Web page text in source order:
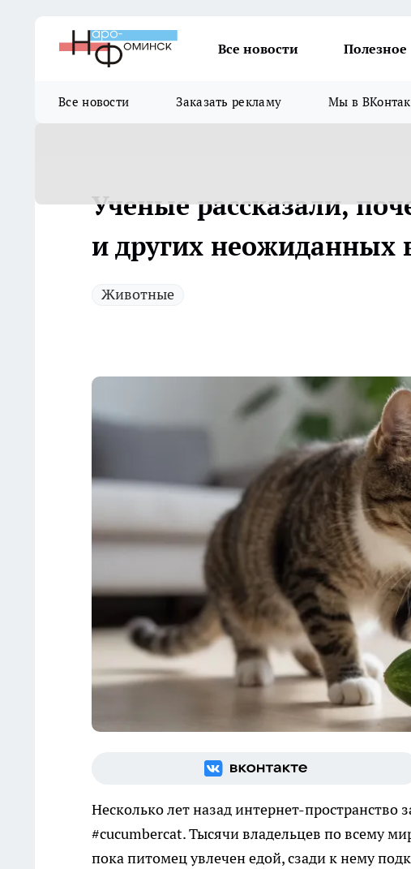
Все новости Полезное
Все новости Заказать рекламу Мы в
Ученые рассказали,
и других неожиданных
Животные
Несколько лет назад интернет-пространство
#cucumbercat. Тысячи владельцев по всему
пока питомец увлечен едой, сзади к нему